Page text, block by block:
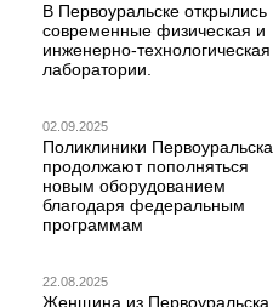
В Первоуральске открылись
современные физическая и
инженерно-технологическая
лаборатории.
02.09.2025
Поликлиники Первоуральска
продолжают пополняться
новым оборудованием
благодаря федеральным
программам
22.08.2025
Женщина из Первоуральска